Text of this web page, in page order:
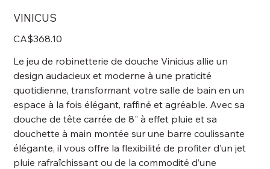
VINICUS
Price
CA$368.10
Le jeu de robinetterie de douche Vinicius allie un
design audacieux et moderne à une praticité
quotidienne, transformant votre salle de bain en un
espace à la fois élégant, raffiné et agréable. Avec sa
douche de tête carrée de 8" à effet pluie et sa
douchette à main montée sur une barre coulissante
élégante, il vous offre la flexibilité de profiter d’un jet
pluie rafraîchissant ou de la commodité d’une